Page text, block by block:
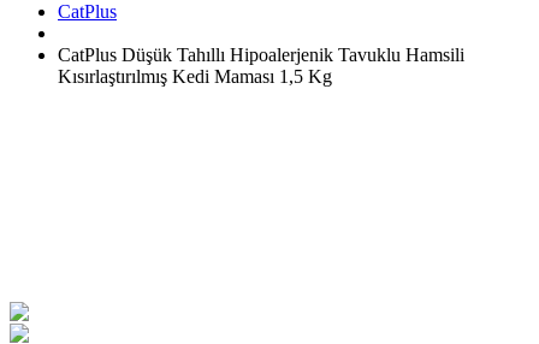
CatPlus
CatPlus Düşük Tahıllı Hipoalerjenik Tavuklu Hamsili
Kısırlaştırılmış Kedi Maması 1,5 Kg